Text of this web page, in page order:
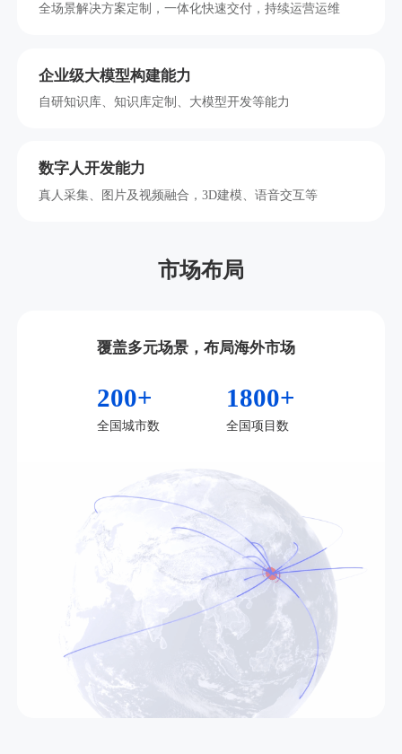
全场景解决方案定制，一体化快速交付，持续运营运维
企业级大模型构建能力
自研知识库、知识库定制、大模型开发等能力
数字人开发能力
真人采集、图片及视频融合，3D建模、语音交互等
市场布局
覆盖多元场景，布局海外市场
200+
全国城市数
1800+
全国项目数